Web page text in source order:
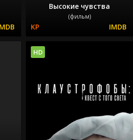
Высокие чувства
(фильм)
HD